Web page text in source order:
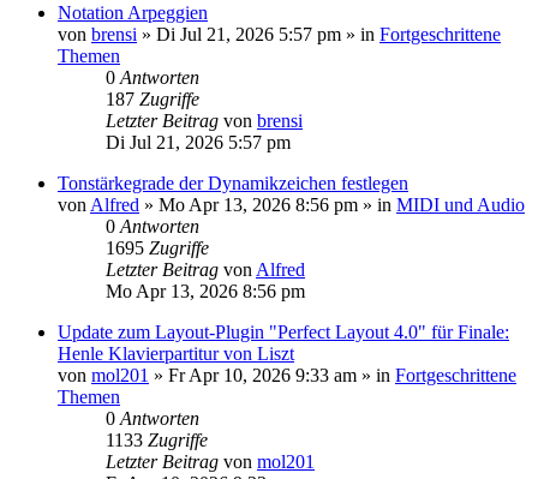
Notation Arpeggien
von brensi » Di Jul 21, 2026 5:57 pm » in Fortgeschrittene
Themen
0 Antworten
187 Zugriffe
Letzter Beitrag von brensi
Di Jul 21, 2026 5:57 pm
Tonstärkegrade der Dynamikzeichen festlegen
von Alfred » Mo Apr 13, 2026 8:56 pm » in MIDI und Audio
0 Antworten
1695 Zugriffe
Letzter Beitrag von Alfred
Mo Apr 13, 2026 8:56 pm
Update zum Layout-Plugin "Perfect Layout 4.0" für Finale:
Henle Klavierpartitur von Liszt
von mol201 » Fr Apr 10, 2026 9:33 am » in Fortgeschrittene
Themen
0 Antworten
1133 Zugriffe
Letzter Beitrag von mol201